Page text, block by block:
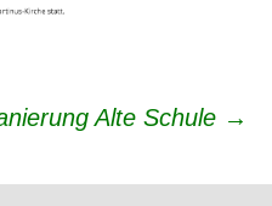
Alte Schule →